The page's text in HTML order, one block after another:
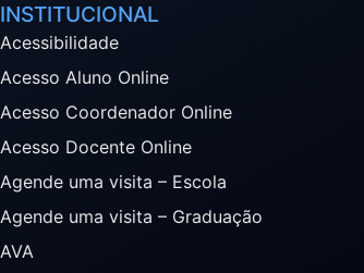
INSTITUCIONAL
Acessibilidade
Acesso Aluno Online
Acesso Coordenador Online
Acesso Docente Online
Agende uma visita – Escola
Agende uma visita – Graduação
AVA